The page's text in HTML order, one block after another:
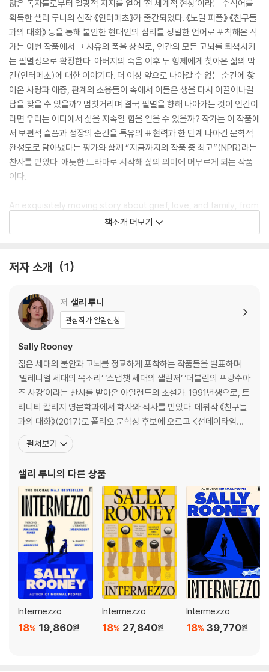
많은 독자들로부터 열광적 지지를 얻어 ‘전 세계적 현상’이라는 수식어를
획득한 샐리 루니의 신작 《인터메초》가 출간되었다. 《노멀 피플》 《친구들
과의 대화》 등을 통해 불안한 현대인의 심리를 정밀한 언어로 포착해온 작
가는 이번 작품에서 그 사유의 폭을 상실로, 인간의 모든 고뇌를 퇴색시키
는 필멸성으로 확장한다. 아버지의 죽음 이후 두 형제에게 찾아온 삶의 막
간(인터메초)에 대한 이야기다. 더 이상 앞으로 나아갈 수 없는 순간에 찾
아온 사랑과 애증, 관계의 소용돌이 속에서 이들은 생을 다시 이끌어나갈
답을 찾을 수 있을까? 멈칫거리며 결국 필멸을 향해 나아가는 것이 인간이
라면 우리는 어디에서 삶을 지속할 힘을 얻을 수 있을까? 작가는 이 작품에
서 보편적 슬픔과 성장의 순간을 특유의 표현력과 한 단계 나아간 문학적
완성도로 담아냈다는 평가와 함께 “지금까지의 작품 중 최고”(NPR)라는
찬사를 받았다. 애틋한 드라마로 시작해 삶의 의미에 머무르게 되는 작품
이다.
An exquisitely moving story about grief, love, and family, from
the global phenomenon Sally Rooney. Aside from the fact that
they are brothers, Peter and Ivan Koubek seem to have little in
ompetent, and apparently unassailable. But in the wake of the
ng to manage his relationships with two very different women
--his enduring first love, Sylvia, and Naomi, a college student f
or whom life is one long joke. Ivan is a twenty-two-year-old c
ly awkward, a loner, the antithesis of his glib elder brother. No
w, in the early weeks of his bereavement, Ivan meets Margare
t, an older woman emerging from her own turbulent past, and
their lives become rapidly and intensely intertwined. For two g
rieving brothers and the people they love, this is a new interlu
de--a period of desire, despair, and possibility; a chance to fin
d out how much one life might hold inside itself without breaki
ng
책소개 더보기
저자 소개 1
저 샐리 루니
관심작가 알림신청
Sally Rooney
젊은 세대의 불안과 고뇌를 정교하게 포착하는 작품들을 발표하며
‘밀레니얼 세대의 목소리’ ‘스냅챗 세대의 샐린저’ ‘더블린의 프랑수아
즈 사강’이라는 찬사를 받아온 아일랜드의 소설가. 1991년생으로, 트
리니티 칼리지 영문학과에서 학사와 석사를 받았다. 데뷔작 《친구들
과의 대화》(2017)로 폴리오 문학상 후보에 오르고 <선데이타임스>
올해의 젊은 작가상을 수상하는 등 데뷔와 동시에 평단과 독자로부터
큰 호응을 얻었다. 이후 스물일곱 살에 발표한 두 번째 장편 《노멀 피
되며 100만 부 이상 판매되면서 젊은
펼쳐보기
샐리 루니 의 다른 상품
Intermezzo
19,860원
18%
Intermezzo
27,840원
18%
Intermezzo
39,770원
18%